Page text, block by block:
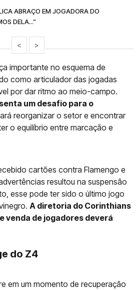
ABRAÇO EM JOGADORA DO
DELA...”
< >
importante no esquema de
como articulador das jogadas
por dar ritmo ao meio-campo.
um desafio para o
reorganizar o setor e encontrar
o equilíbrio entre marcação e
cartões contra Flamengo e
resultou na suspensão
esse pode ter sido o último jogo
A diretoria do Corinthians
venda de jogadores deverá
do Z4
em um momento de recuperação